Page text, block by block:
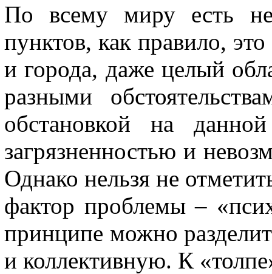
По всему миру есть
пунктов, как правило,
и города, даже целый
разными
обстановкой на
загрязненностью и
Однако нельзя не
фактор проблемы –
принципе можно
и коллективную. К